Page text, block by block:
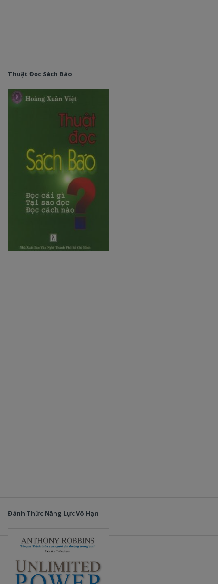
Thuật Đọc Sách Báo
Đánh Thức Năng Lực Vô Hạn